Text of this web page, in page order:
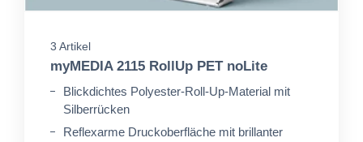
3 Artikel
myMEDIA 2115 RollUp PET noLite
Blickdichtes Polyester-Roll-Up-Material mit
Silberrücken
Reflexarme Druckoberfläche mit brillanter